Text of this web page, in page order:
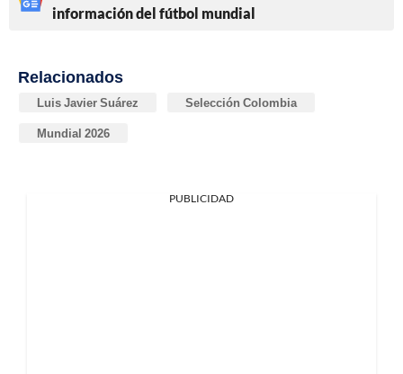
información del fútbol mundial
Relacionados
Luis Javier Suárez Selección Colombia
Mundial 2026
PUBLICIDAD